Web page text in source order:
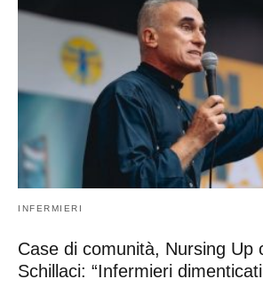
INFERMIERI
Case di comunità, Nursing Up
Schillaci: “Infermieri